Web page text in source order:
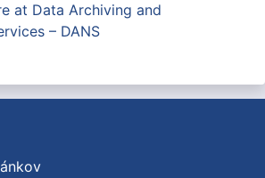
at Data Archiving and
– DANS